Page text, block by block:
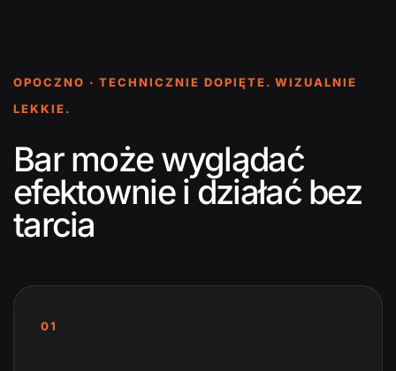
OPOCZNO · TECHNICZNIE DOPIĘTE. WIZUALNIE
LEKKIE.
Bar może wyglądać
efektownie i działać bez
tarcia
01